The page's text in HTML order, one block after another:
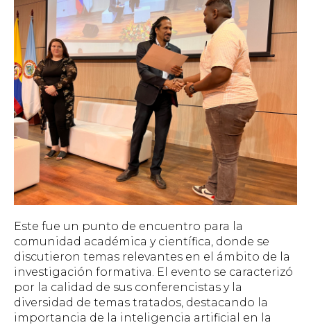
Este fue un punto de encuentro para la
comunidad académica y científica, donde se
discutieron temas relevantes en el ámbito de la
investigación formativa. El evento se caracterizó
por la calidad de sus conferencistas y la
diversidad de temas tratados, destacando la
importancia de la inteligencia artificial en la